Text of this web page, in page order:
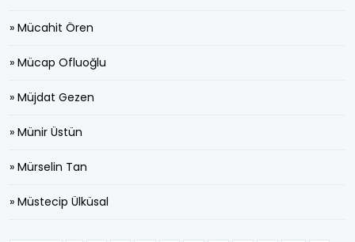
» Mücahit Ören
» Mücap Ofluoğlu
» Müjdat Gezen
» Münir Üstün
» Mürselin Tan
» Müstecip Ülküsal